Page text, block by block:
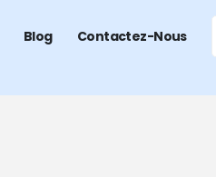
Blog Contactez-Nous